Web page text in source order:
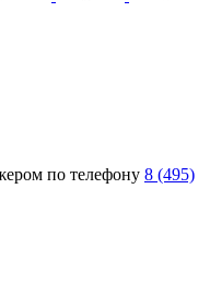
по телефону 8 (495)